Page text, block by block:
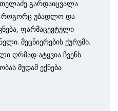
გარდაიცვალა
როგორც უბადლო და
ფარმაცევტული
მეცნიერების ქურუმი.
ღრმად ატყვია ჩვენს
მუდამ ექნება